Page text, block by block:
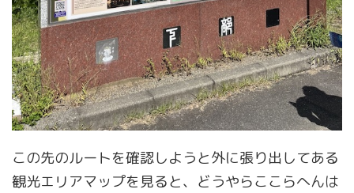
この先のルートを確認しようと外に張り出してある
観光エリアマップを見ると、どうやらここらへんは